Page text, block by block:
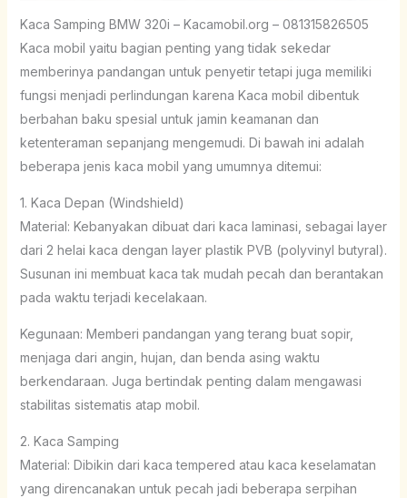
Kaca Samping BMW 320i – Kacamobil.org – 081315826505
Kaca mobil yaitu bagian penting yang tidak sekedar
memberinya pandangan untuk penyetir tetapi juga memiliki
fungsi menjadi perlindungan karena Kaca mobil dibentuk
berbahan baku spesial untuk jamin keamanan dan
ketenteraman sepanjang mengemudi. Di bawah ini adalah
beberapa jenis kaca mobil yang umumnya ditemui:
1. Kaca Depan (Windshield)
Material: Kebanyakan dibuat dari kaca laminasi, sebagai layer
dari 2 helai kaca dengan layer plastik PVB (polyvinyl butyral).
Susunan ini membuat kaca tak mudah pecah dan berantakan
pada waktu terjadi kecelakaan.
Kegunaan: Memberi pandangan yang terang buat sopir,
menjaga dari angin, hujan, dan benda asing waktu
berkendaraan. Juga bertindak penting dalam mengawasi
stabilitas sistematis atap mobil.
2. Kaca Samping
Material: Dibikin dari kaca tempered atau kaca keselamatan
yang direncanakan untuk pecah jadi beberapa serpihan